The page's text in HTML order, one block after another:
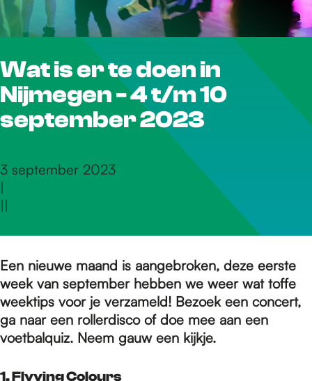
r
d
e
o
m
e
Wat is er te doen in
Nijmegen - 4 t/m 10
september 2023
3 september 2023
|
||
Een nieuwe maand is aangebroken, deze eerste
week van september hebben we weer wat toffe
weektips voor je verzameld! Bezoek een concert,
ga naar een rollerdisco of doe mee aan een
voetbalquiz. Neem gauw een kijkje.
1. Flyying Colours